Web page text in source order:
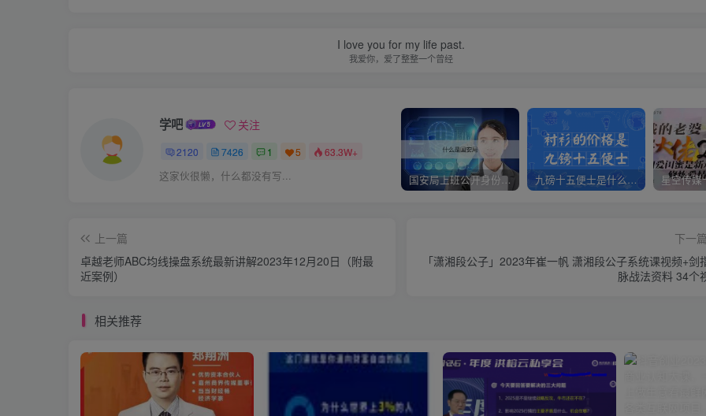
I love you for my life past.
我爱你，爱了整整一个曾经
学吧 关注
2120 7426 1 5 63.3W+
这家伙很懒，什么都没有写... 国安局上班公开身份是什么（国安身份对家人保密吗） 九磅十五便士是什么意思（九磅十五便士是什么梗）
上一篇
卓越老师ABC均线操盘系统最新讲解2023年12月20日（附最
近案例）
下一
「潇湘段公子」2023年崔一帆 潇湘段公子系统课视频+剑
脉战法资料 34个
相关推荐